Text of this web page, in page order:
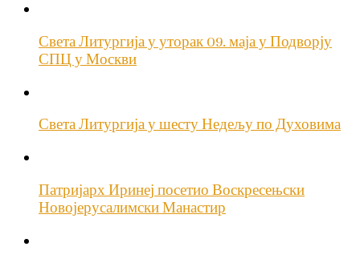
Света Литургија у уторак 09. маја у Подворју
СПЦ у Москви
Света Литургија у шесту Недељу по Духовима
Патријарх Иринеј посетио Воскресењски
Новојерусалимски Манастир